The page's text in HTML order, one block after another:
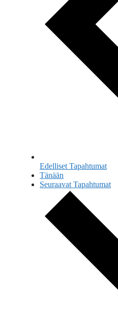
Edelliset Tapahtumat
Tänään
Seuraavat Tapahtumat